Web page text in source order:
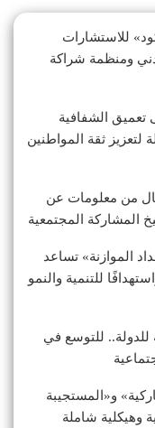
للاستشارات
ومنظمة شراكة
تعميق الشفافية
لتعزيز ثقة المواطنين
من معلومات عن
المشاركة المجتمعية
الموازنة» تساعد
للتنمية والنمو
للدولة.. للتوسع في
و«المستجيبة
وهيكلية شاملة